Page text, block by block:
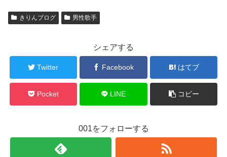
きりんブログ 男性歌手
シェアする
Twitter Facebook はてブ
Pocket LINE コピー
001をフォローする